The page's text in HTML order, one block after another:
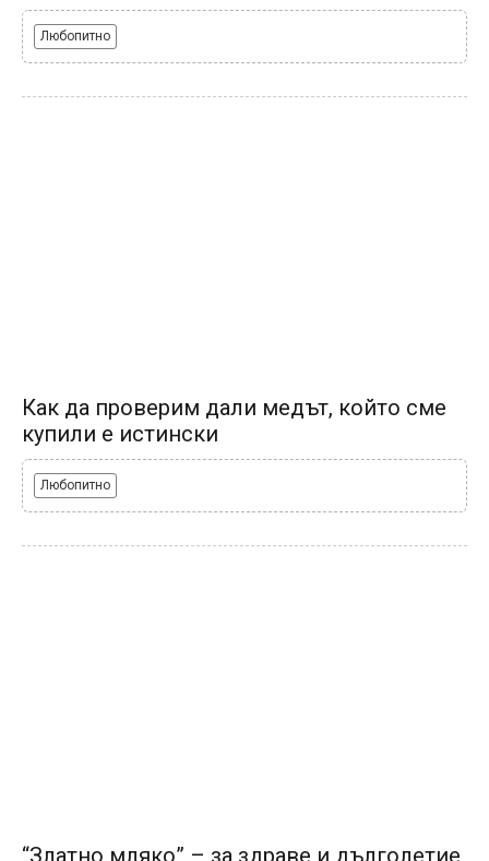
Любопитно
Как да проверим дали медът, който сме
купили е истински
Любопитно
“Златно мляко” – за здраве и дълголетие